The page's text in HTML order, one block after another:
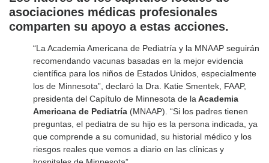
asociaciones médicas profesionales
comparten su apoyo a estas acciones.
“La Academia Americana de Pediatría y la MNAAP seguirán
recomendando vacunas basadas en la mejor evidencia
científica para los niños de Estados Unidos, especialmente
los de Minnesota”, declaró la Dra. Katie Smentek, FAAP,
presidenta del Capítulo de Minnesota de laAcademia
Americana de Pediatría (MNAAP). “Si los padres tienen
preguntas, el pediatra de su hijo es la persona indicada, ya
que comprende a su comunidad, su historial médico y los
riesgos reales que vemos a diario en las clínicas y